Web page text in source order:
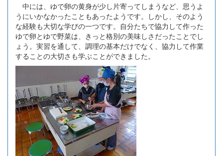
中には、ゆで卵の黄身が少し片寄ってしまうなど、思うよ
うにいかなかったこともあったようです。しかし、そのよう
な経験も大切な学びの一つです。自分たちで協力して作った
ゆで卵とゆで野菜は、きっと格別の美味しさだったことでし
ょう。実習を通して、調理の基本だけでなく、協力して作業
することの大切さも学ぶことができました。